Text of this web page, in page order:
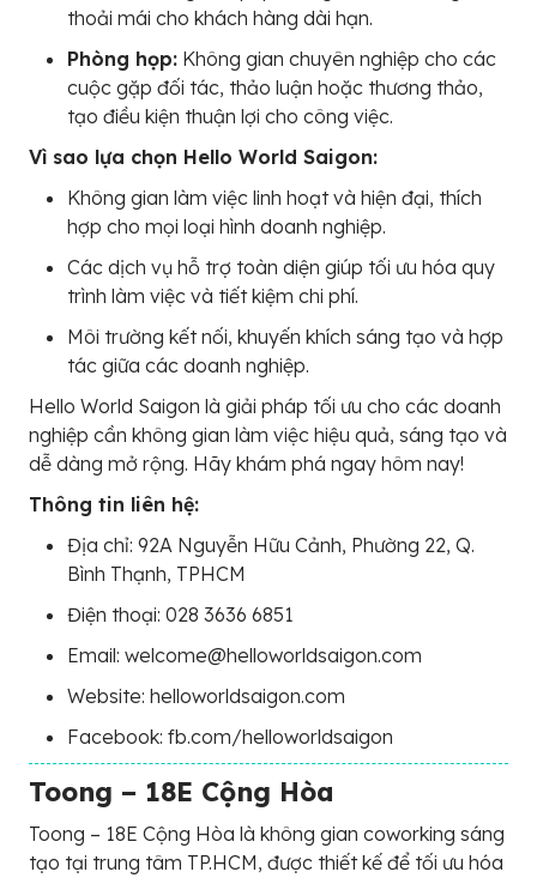
thoải mái cho khách hàng dài hạn.
Phòng họp: Không gian chuyên nghiệp cho các
cuộc gặp đối tác, thảo luận hoặc thương thảo,
tạo điều kiện thuận lợi cho công việc.
Vì sao lựa chọn Hello World Saigon:
Không gian làm việc linh hoạt và hiện đại, thích
hợp cho mọi loại hình doanh nghiệp.
Các dịch vụ hỗ trợ toàn diện giúp tối ưu hóa quy
trình làm việc và tiết kiệm chi phí.
Môi trường kết nối, khuyến khích sáng tạo và hợp
tác giữa các doanh nghiệp.
Hello World Saigon là giải pháp tối ưu cho các doanh
nghiệp cần không gian làm việc hiệu quả, sáng tạo và
dễ dàng mở rộng. Hãy khám phá ngay hôm nay!
Thông tin liên hệ:
Địa chỉ: 92A Nguyễn Hữu Cảnh, Phường 22, Q.
Bình Thạnh, TPHCM
Điện thoại: 028 3636 6851
Email: welcome@helloworldsaigon.com
Website: helloworldsaigon.com
Facebook: fb.com/helloworldsaigon
Toong – 18E Cộng Hòa
Toong – 18E Cộng Hòa là không gian coworking sáng
tạo tại trung tâm TP.HCM, được thiết kế để tối ưu hóa